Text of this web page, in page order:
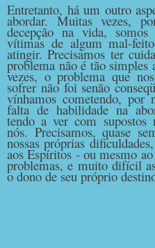
Entretanto, há um outro
abordar. Muitas vezes,
decepção na vida,
vítimas de algum mal-
atingir. Precisamos ter
problema não é tão simples
vezes, o problema que
sofrer não foi senão
vínhamos cometendo, por
falta de habilidade na
tendo a ver com supostos
nós. Precisamos, quase
nossas próprias
aos Espíritos - ou mesmo
problemas, e muito difícil
o dono de seu próprio